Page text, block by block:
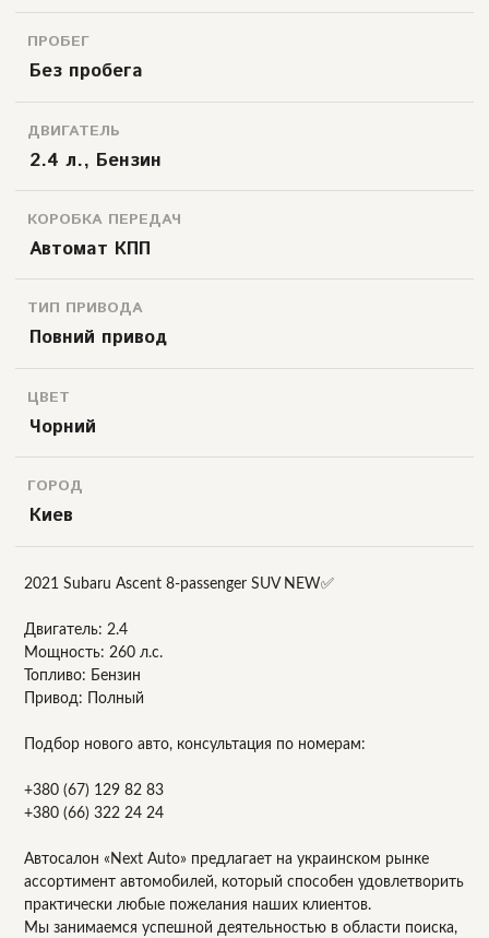
ПРОБЕГ
Без пробега
ДВИГАТЕЛЬ
2.4 л., Бензин
КОРОБКА ПЕРЕДАЧ
Автомат КПП
ТИП ПРИВОДА
Повний привод
ЦВЕТ
Чорний
ГОРОД
Киев
2021 Subaru Ascent 8-passenger SUV NEW✅
Двигатель: 2.4
Мощность: 260 л.с.
Топливо: Бензин
Привод: Полный
Подбор нового авто, консультация по номерам:
+380 (67) 129 82 83
+380 (66) 322 24 24
Автосалон «Next Auto» предлагает на украинском рынке
ассортимент автомобилей, который способен удовлетворить
практически любые пожелания наших клиентов.
Мы занимаемся успешной деятельностью в области поиска,